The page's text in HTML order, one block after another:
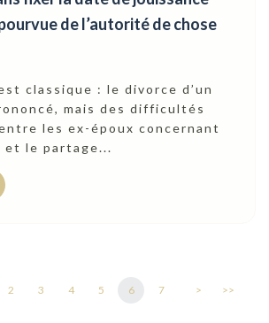
de l’autorité de chose
classique : le divorce d’un
mais des difficultés
les ex-époux concernant
le partage...
2 3 4 5 6 7 > >>